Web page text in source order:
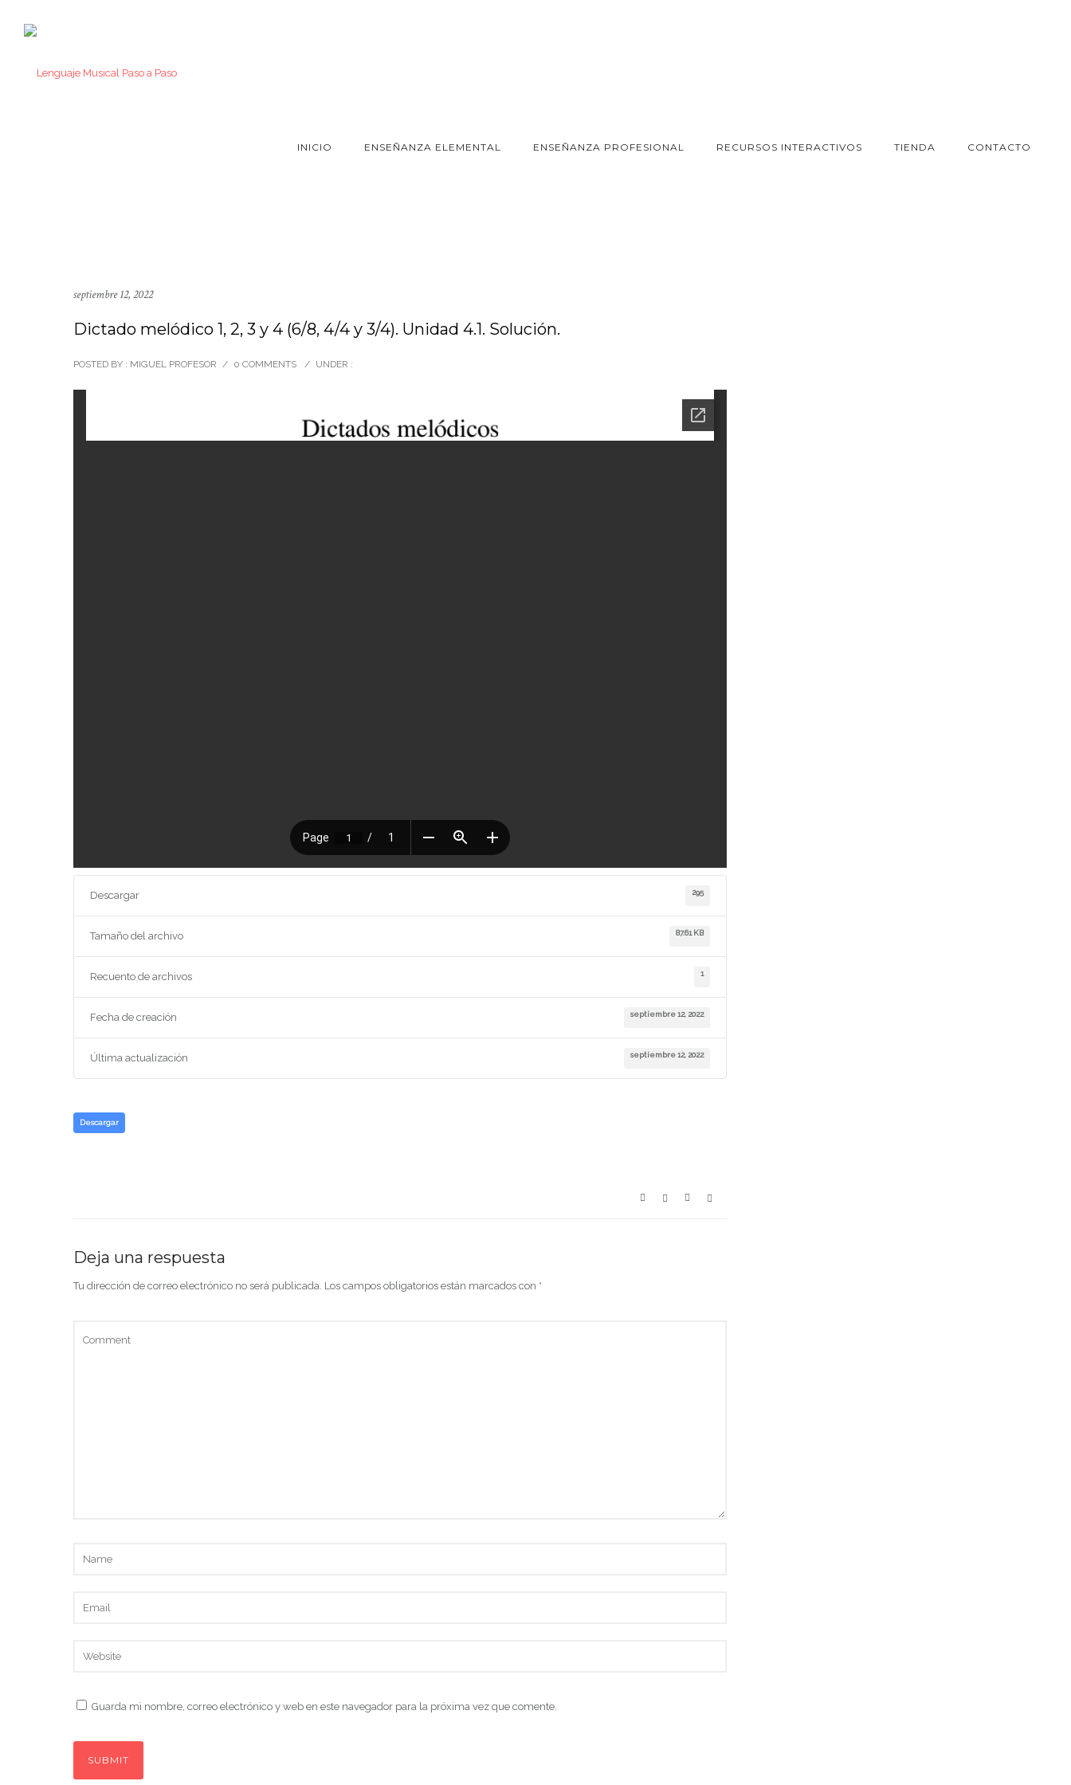
INICIO ENSEÑANZA ELEMENTAL ENSEÑANZA PROFESIONAL RECURSOS INTERACTIVOS TIENDA CONTACTO
septiembre 12, 2022
Dictado melódico 1, 2, 3 y 4 (6/8, 4/4 y 3/4). Unidad 4.1. Solución.
POSTED BY : MIGUEL PROFESOR / 0 COMMENTS / UNDER :
Descargar 295
Tamaño del archivo 87.61 KB
Recuento de archivos 1
Fecha de creación septiembre 12, 2022
Última actualización septiembre 12, 2022
Descargar
Deja una respuesta
Tu dirección de correo electrónico no será publicada. Los campos obligatorios están marcados con *
Guarda mi nombre, correo electrónico y web en este navegador para la próxima vez que comente.